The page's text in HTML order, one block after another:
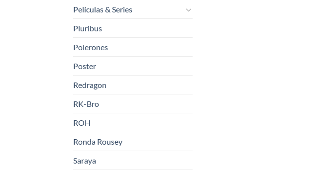
Películas & Series
Pluribus
Polerones
Poster
Redragon
RK-Bro
ROH
Ronda Rousey
Saraya